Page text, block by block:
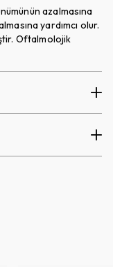
azalmasına
yardımcı olur.
Oftalmolojik